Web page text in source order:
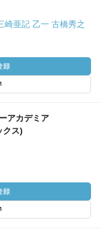
崎亜記 乙一 古橋秀之
アカデミア
ス)